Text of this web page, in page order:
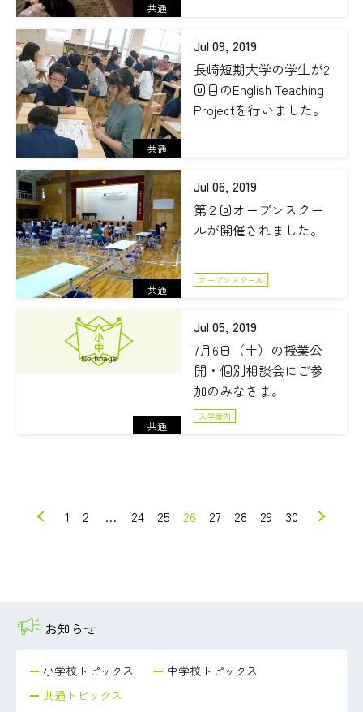
共通
共通
Jul 09, 2019
長崎短期大学の学生が2
回目のEnglish Teaching
Projectを行いました。
共通
Jul 06, 2019
第２回オープンスクー
ルが開催されました。
オープンスクール
共通
Jul 05, 2019
7月6日（土）の授業公
開・個別相談会にご参
加のみなさま。
入学案内
1 2 … 24 25 26 27 28 29 30
お知らせ
小学校トピックス
中学校トピックス
共通トピックス